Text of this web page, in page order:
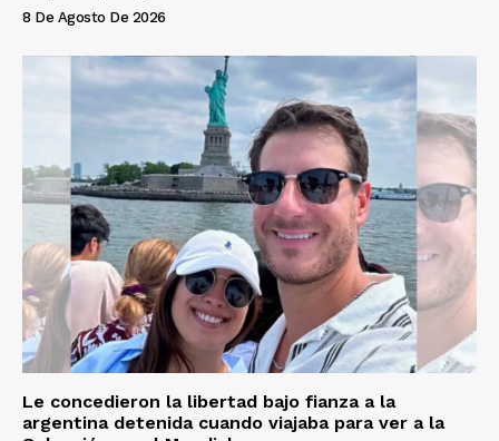
8 De Agosto De 2026
Le concedieron la libertad bajo fianza a la
argentina detenida cuando viajaba para ver a la